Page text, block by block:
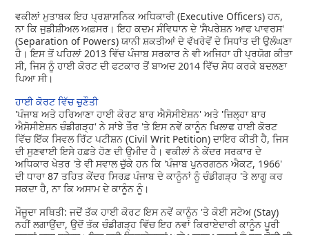
ਵਕੀਲਾਂ ਮੁਤਾਬਕ ਇਹ ਪ੍ਰਸ਼ਾਸਨਿਕ ਅਧਿਕਾਰੀ (Executive Officers) ਹਨ,
ਨਾ ਕਿ ਜੁਡੀਸ਼ੀਅਲ ਅਫ਼ਸਰ। ਇਹ ਕਦਮ ਸੰਵਿਧਾਨ ਦੇ 'ਸੈਪਰੇਸ਼ਨ ਆਫ ਪਾਵਰਸ'
(Separation of Powers) ਯਾਨੀ ਸ਼ਕਤੀਆਂ ਦੇ ਵੱਖਰੇਵੇਂ ਦੇ ਸਿਧਾਂਤ ਦੀ ਉਲੰਘਣਾ
ਹੈ। ਇਸ ਤੋਂ ਪਹਿਲਾਂ 2013 ਵਿੱਚ ਪੰਜਾਬ ਸਰਕਾਰ ਨੇ ਵੀ ਅਜਿਹਾ ਹੀ ਪ੍ਰਯੋਗ ਕੀਤਾ
ਸੀ, ਜਿਸ ਨੂੰ ਹਾਈ ਕੋਰਟ ਦੀ ਫਟਕਾਰ ਤੋਂ ਬਾਅਦ 2014 ਵਿੱਚ ਸੋਧ ਕਰਕੇ ਬਦਲਣਾ
ਪਿਆ ਸੀ।
ਹਾਈ ਕੋਰਟ ਵਿੱਚ ਚੁਣੌਤੀ
'ਪੰਜਾਬ ਅਤੇ ਹਰਿਆਣਾ ਹਾਈ ਕੋਰਟ ਬਾਰ ਐਸੋਸੀਏਸ਼ਨ' ਅਤੇ 'ਜ਼ਿਲ੍ਹਾ ਬਾਰ
ਐਸੋਸੀਏਸ਼ਨ ਚੰਡੀਗੜ੍ਹ' ਨੇ ਸਾਂਝੇ ਤੌਰ 'ਤੇ ਇਸ ਨਵੇਂ ਕਾਨੂੰਨ ਖਿਲਾਫ ਹਾਈ ਕੋਰਟ
ਵਿੱਚ ਇੱਕ ਸਿਵਲ ਰਿੱਟ ਪਟੀਸ਼ਨ (Civil Writ Petition) ਦਾਇਰ ਕੀਤੀ ਹੈ, ਜਿਸ
ਦੀ ਸੁਣਵਾਈ ਇਸੇ ਹਫ਼ਤੇ ਹੋਣ ਦੀ ਉਮੀਦ ਹੈ। ਵਕੀਲਾਂ ਨੇ ਕੇਂਦਰ ਸਰਕਾਰ ਦੇ
ਅਧਿਕਾਰ ਖੇਤਰ 'ਤੇ ਵੀ ਸਵਾਲ ਚੁੱਕੇ ਹਨ ਕਿ 'ਪੰਜਾਬ ਪੁਨਰਗਠਨ ਐਕਟ, 1966'
ਦੀ ਧਾਰਾ 87 ਤਹਿਤ ਕੇਂਦਰ ਸਿਰਫ਼ ਪੰਜਾਬ ਦੇ ਕਾਨੂੰਨਾਂ ਨੂੰ ਚੰਡੀਗੜ੍ਹ 'ਤੇ ਲਾਗੂ ਕਰ
ਸਕਦਾ ਹੈ, ਨਾ ਕਿ ਅਸਾਮ ਦੇ ਕਾਨੂੰਨ ਨੂੰ।
ਮੌਜੂਦਾ ਸਥਿਤੀ: ਜਦੋਂ ਤੱਕ ਹਾਈ ਕੋਰਟ ਇਸ ਨਵੇਂ ਕਾਨੂੰਨ 'ਤੇ ਕੋਈ ਸਟੇਅ (Stay)
ਨਹੀਂ ਲਗਾਉਂਦਾ, ਉਦੋਂ ਤੱਕ ਚੰਡੀਗੜ੍ਹ ਵਿੱਚ ਇਹ ਨਵਾਂ ਕਿਰਾਏਦਾਰੀ ਕਾਨੂੰਨ ਪੂਰੀ